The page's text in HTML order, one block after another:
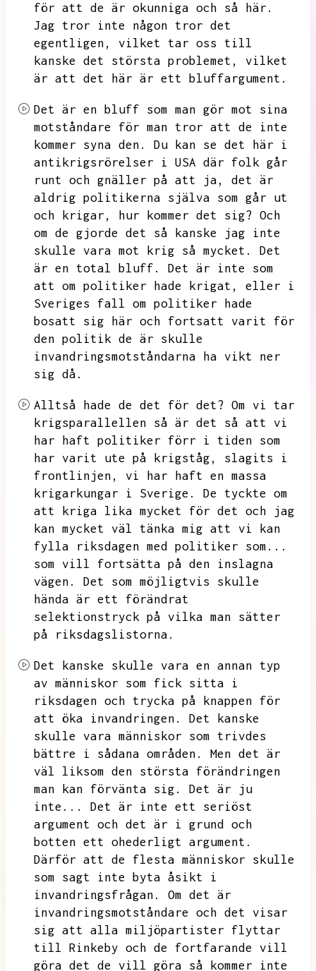
för att de är okunniga och så här.
Jag tror inte någon tror det
egentligen,
vilket tar oss till
kanske det största problemet,
vilket
är att det här är ett bluffargument.
Det är en bluff som man gör mot sina
motståndare för man tror att de inte
kommer syna den.
Du kan se det här i
antikrigsrörelser i USA där folk går
runt och gnäller på att ja,
det är
aldrig politikerna själva som går ut
och krigar,
hur kommer det sig? Och
om de gjorde det så kanske jag inte
skulle vara mot krig så mycket.
Det
är en total bluff.
Det är inte som
att om politiker hade krigat,
eller i
Sveriges fall om politiker hade
bosatt sig här och fortsatt varit för
den politik de är skulle
invandringsmotståndarna ha vikt ner
sig då.
Alltså hade de det för det? Om vi tar
krigsparallellen så är det så att vi
har haft politiker förr i tiden som
har varit ute på krigståg,
slagits i
frontlinjen,
vi har haft en massa
krigarkungar i Sverige.
De tyckte om
att kriga lika mycket för det och jag
kan mycket väl tänka mig att vi kan
fylla riksdagen med politiker som...
som vill fortsätta på den inslagna
vägen.
Det som möjligtvis skulle
hända är ett förändrat
selektionstryck på vilka man sätter
på riksdagslistorna.
Det kanske skulle vara en annan typ
av människor som fick sitta i
riksdagen och trycka på knappen för
att öka invandringen.
Det kanske
skulle vara människor som trivdes
bättre i sådana områden.
Men det är
väl liksom den största förändringen
man kan förvänta sig.
Det är ju
inte...
Det är inte ett seriöst
argument och det är i grund och
botten ett ohederligt argument.
Därför att de flesta människor skulle
som sagt inte byta åsikt i
invandringsfrågan.
Om det är
invandringsmotståndare och det visar
sig att alla miljöpartister flyttar
till Rinkeby och de fortfarande vill
göra det de vill göra så kommer inte